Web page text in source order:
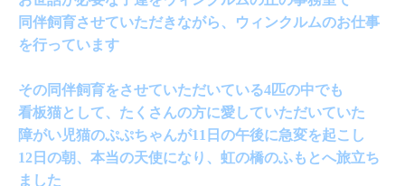
同伴飼育させていただきながら、ウィンクルムのお仕事
を行っています
その同伴飼育をさせていただいている4匹の中でも
看板猫として、たくさんの方に愛していただいていた
障がい児猫のぷぷちゃんが11日の午後に急変を起こし
12日の朝、本当の天使になり、虹の橋のふもとへ旅立ち
ました